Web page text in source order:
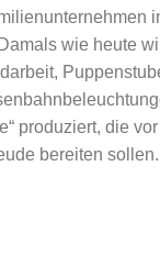
wie heute
produziert, die
bereiten sollen.